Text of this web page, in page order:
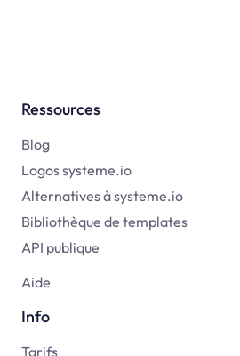
Ressources
Blog
Logos systeme.io
Alternatives à systeme.io
Bibliothèque de templates
API publique
Aide
Info
Tarifs